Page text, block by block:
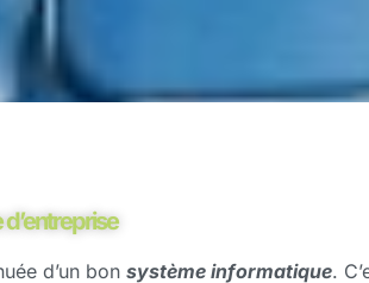
d’un bon système informatique.